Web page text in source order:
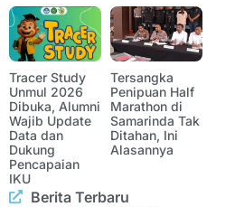
Tracer Study
Unmul 2026
Dibuka, Alumni
Wajib Update
Data dan
Dukung
Pencapaian
IKU
Tersangka
Penipuan Half
Marathon di
Samarinda Tak
Ditahan, Ini
Alasannya
Berita Terbaru